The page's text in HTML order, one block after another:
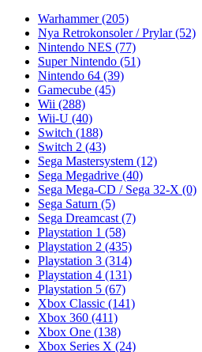
Warhammer(205)
Nya Retrokonsoler / Prylar(52)
Nintendo NES (77)
Super Nintendo (51)
Nintendo 64 (39)
Gamecube (45)
Wii (288)
Wii-U (40)
Switch (188)
Switch 2 (43)
Sega Mastersystem (12)
Sega Megadrive (40)
Sega Mega-CD / Sega 32-X (0)
Sega Saturn (5)
Sega Dreamcast (7)
Playstation 1 (58)
Playstation 2 (435)
Playstation 3 (314)
Playstation 4 (131)
Playstation 5 (67)
Xbox Classic (141)
Xbox 360 (411)
Xbox One (138)
Xbox Series X (24)